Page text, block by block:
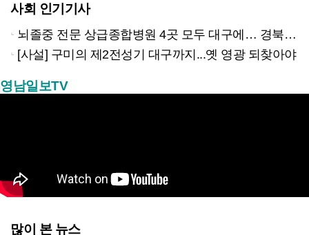
사회 인기기사
뇌졸중 전문 상급종합병원 4곳 모두 대구에… 경북은 골든타임 사각지대
[사설] 구미의 제2전성기 대구까지...옛 영광 되찾아야
영남일보TV
많이 본 뉴스